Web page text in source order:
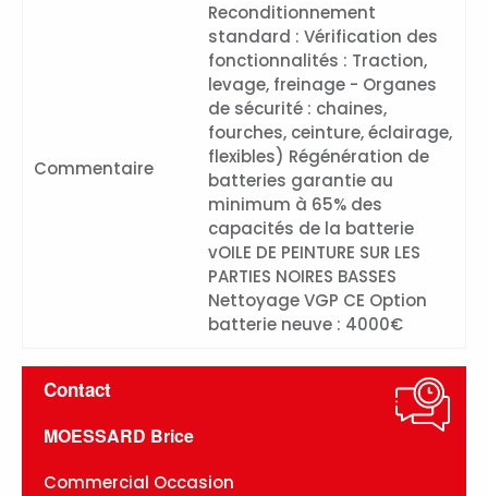
Commentaire
Reconditionnement
standard : Vérification des
fonctionnalités : Traction,
levage, freinage - Organes
de sécurité : chaines,
fourches, ceinture, éclairage,
flexibles) Régénération de
batteries garantie au
minimum à 65% des
capacités de la batterie
vOILE DE PEINTURE SUR LES
PARTIES NOIRES BASSES
Nettoyage VGP CE Option
batterie neuve : 4000€
Contact
MOESSARD Brice
Commercial Occasion